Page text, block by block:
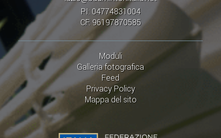
PI: 04774831004
CF: 96197870585
Moduli
Galleria fotografica
Feed
Privacy Policy
Mappa del sito